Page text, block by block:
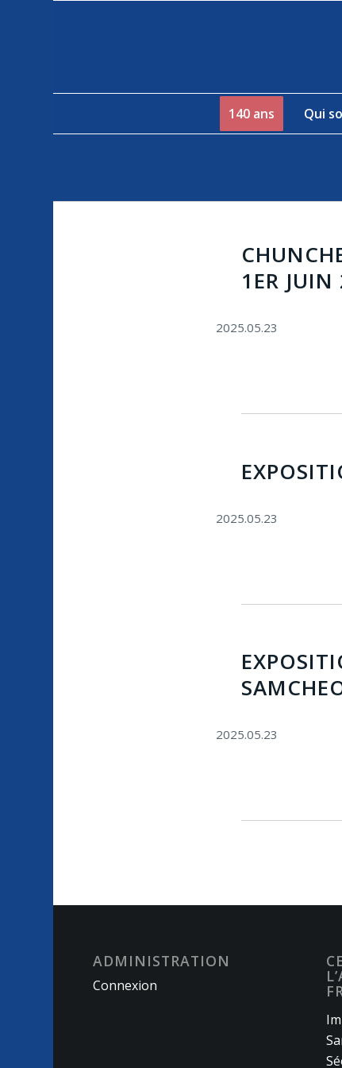
140 ans Qui
1ER JUIN
2025.05.23
2025.05.23
2025.05.23
ADMINISTRATION
Connexion